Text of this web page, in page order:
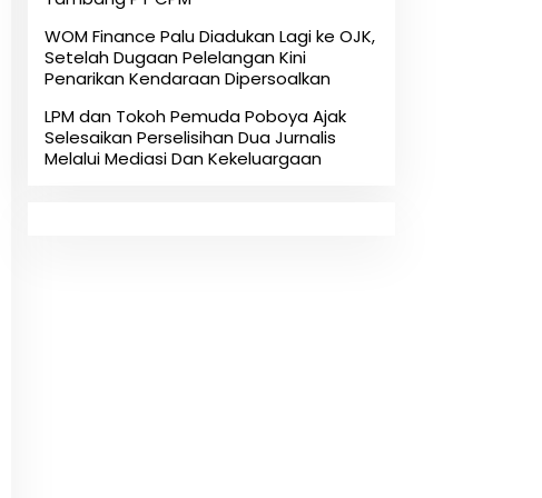
‎WOM Finance Palu Diadukan Lagi ke OJK,
Setelah Dugaan Pelelangan Kini
Penarikan Kendaraan Dipersoalkan ‎
LPM dan Tokoh Pemuda Poboya Ajak
Selesaikan Perselisihan Dua Jurnalis
Melalui Mediasi Dan Kekeluargaan